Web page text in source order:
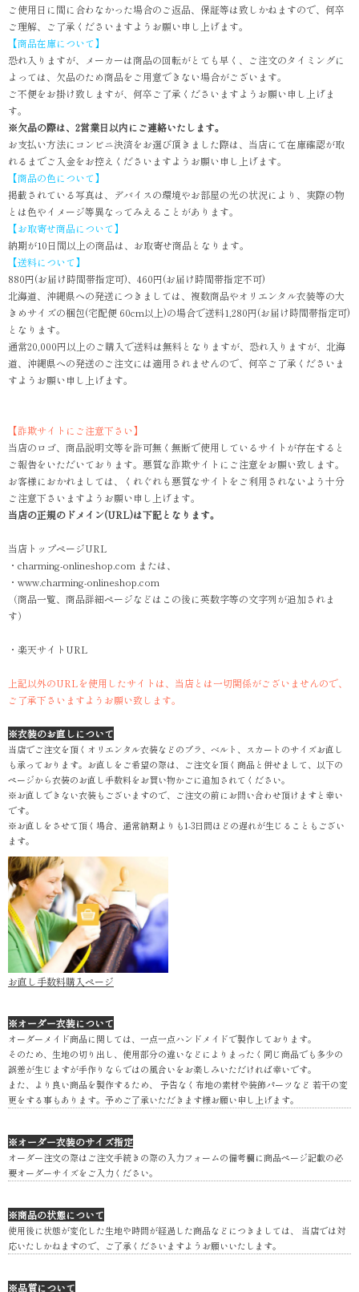
ご使用日に間に合わなかった場合のご返品、保証等は致しかねますので、何卒
ご理解、ご了承くださいますようお願い申し上げます。
【商品在庫について】
恐れ入りますが、メーカーは商品の回転がとても早く、ご注文のタイミングに
よっては、欠品のため商品をご用意できない場合がございます。
ご不便をお掛け致しますが、何卒ご了承くださいますようお願い申し上げま
す。
※欠品の際は、2営業日以内にご連絡いたします。
お支払い方法にコンビニ決済をお選び頂きました際は、当店にて在庫確認が取
れるまでご入金をお控えくださいますようお願い申し上げます。
【商品の色について】
掲載されている写真は、デバイスの環境やお部屋の光の状況により、実際の物
とは色やイメージ等異なってみえることがあります。
【お取寄せ商品について】
納期が10日間以上の商品は、お取寄せ商品となります。
【送料について】
880円(お届け時間帯指定可)、460円(お届け時間帯指定不可)
北海道、沖縄県への発送につきましては、複数商品やオリエンタル衣装等の大
きめサイズの梱包(宅配便 60cm以上)の場合で送料1,280円(お届け時間帯指定可)
となります。
通常20,000円以上のご購入で送料は無料となりますが、恐れ入りますが、北海
道、沖縄県への発送のご注文には適用されませんので、何卒ご了承くださいま
すようお願い申し上げます。
【詐欺サイトにご注意下さい】
当店のロゴ、商品説明文等を許可無く無断で使用しているサイトが存在すると
ご報告をいただいております。悪質な詐欺サイトにご注意をお願い致します。
お客様におかれましては、くれぐれも悪質なサイトをご利用されないよう十分
ご注意下さいますようお願い申し上げます。
当店の正規のドメイン(URL)は下記となります。
当店トップページURL
・charming-onlineshop.com または、
・www.charming-onlineshop.com
（商品一覧、商品詳細ページなどはこの後に英数字等の文字列が追加されま
す）
・楽天サイトURL
上記以外のURLを使用したサイトは、当店とは一切関係がございませんので、
ご了承下さいますようお願い致します。
※衣装のお直しについて
当店でご注文を頂くオリエンタル衣装などのブラ、ベルト、スカートのサイズお直し
も承っております。お直しをご希望の際は、ご注文を頂く商品と併せまして、以下の
ページから衣装のお直し手数料をお買い物かごに追加されてください。
※お直しできない衣装もございますので、ご注文の前にお問い合わせ頂けますと幸い
です。
※お直しをさせて頂く場合、通常納期よりも1-3日間ほどの遅れが生じることもござい
ます。
お直し手数料購入ページ
※オーダー衣装について
オーダーメイド商品に関しては、一点一点ハンドメイドで製作しております。
そのため、生地の切り出し、使用部分の違いなどによりまったく同じ商品でも多少の
誤差が生じますが手作りならではの風合いをお楽しみいただければ幸いです。
また、より良い商品を製作するため、 予告なく布地の素材や装飾パーツなど 若干の変
更をする事もあります。予めご了承いただきます様お願い申し上げます。
※オーダー衣装のサイズ指定
オーダー注文の際はご注文手続きの際の入力フォームの備考欄に商品ページ記載の必
要オーダーサイズをご入力ください。
※商品の状態について
使用後に状態が変化した生地や時間が経過した商品などにつきましては、 当店では対
応いたしかねますので、ご了承くださいますようお願いいたします。
※品質について